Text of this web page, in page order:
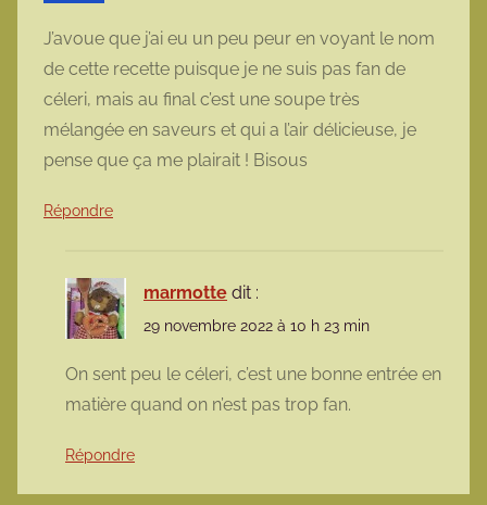
J’avoue que j’ai eu un peu peur en voyant le nom
de cette recette puisque je ne suis pas fan de
céleri, mais au final c’est une soupe très
mélangée en saveurs et qui a l’air délicieuse, je
pense que ça me plairait ! Bisous
Répondre
marmotte dit :
29 novembre 2022 à 10 h 23 min
On sent peu le céleri, c’est une bonne entrée en
matière quand on n’est pas trop fan.
Répondre